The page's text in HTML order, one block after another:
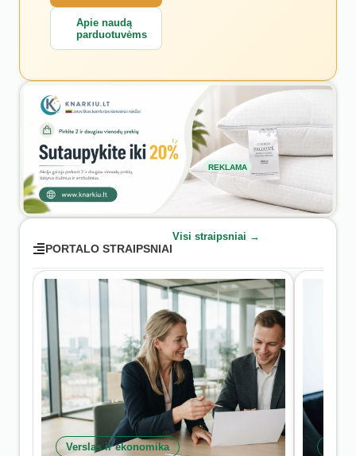
Apie naudą
parduotuvėms
REKLAMA
PORTALO STRAIPSNIAI
Visi straipsniai →
Verslas ir ekonomika